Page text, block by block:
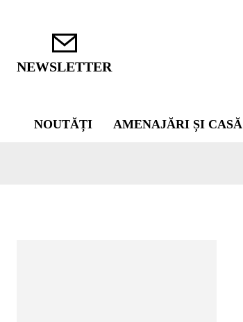
NEWSLETTER
NOUTĂȚI AMENAJĂRI ȘI CASĂ